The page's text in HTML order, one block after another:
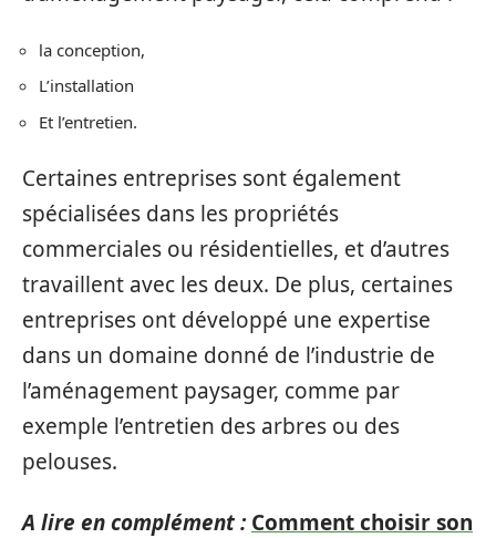
la conception,
L’installation
Et l’entretien.
Certaines entreprises sont également
spécialisées dans les propriétés
commerciales ou résidentielles, et d’autres
travaillent avec les deux. De plus, certaines
entreprises ont développé une expertise
dans un domaine donné de l’industrie de
l’aménagement paysager, comme par
exemple l’entretien des arbres ou des
pelouses.
A lire en complément : Comment choisir son